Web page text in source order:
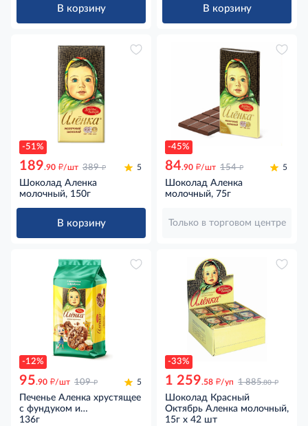
В корзину В корзину
-51%
189.90 д/шт 389 д 5
Шоколад Аленка
молочный, 150г
В корзину
-45%
84.90 д/шт 154 д 5
Шоколад Аленка
молочный, 75г
Только в торговом центре
-12%
95.90 д/шт 109 д 5
Печенье Аленка хрустящее
с фундуком и
шоколадными кусочками,
136г
-33%
1 259.58 д/уп 1 885.80 д
Шоколад Красный
Октябрь Аленка молочный,
15г x 42 шт